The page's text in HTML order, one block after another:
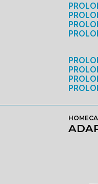
HOME